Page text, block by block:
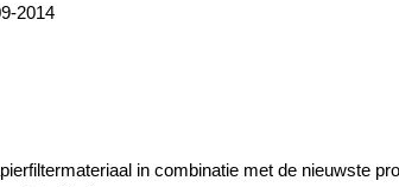
2014
in combinatie met de nieuwste